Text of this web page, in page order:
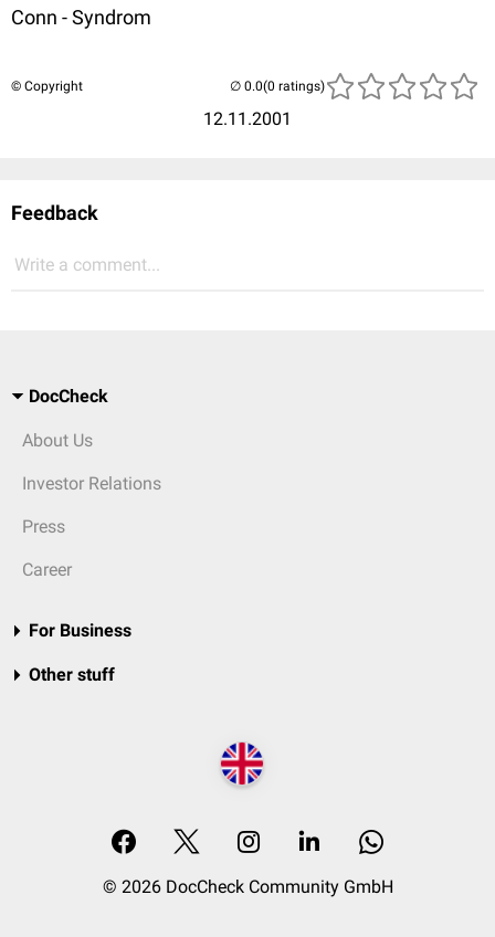
Conn - Syndrom
© Copyright
12.11.2001
(0 ratings)
Feedback
Write a comment...
DocCheck
About Us
Investor Relations
Press
Career
For Business
Other stuff
© 2026 DocCheck Community GmbH